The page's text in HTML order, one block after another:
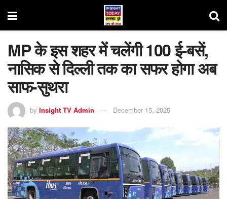
MP के इस शहर में चलेंगी 100 ई-बसें,
नासिक से दिल्ली तक का सफर होगा अब
साफ-सुथरा
by Insight TV Admin December 15, 2025